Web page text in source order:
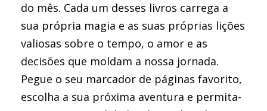
do mês. Cada um desses livros carrega a
sua própria magia e as suas próprias lições
valiosas sobre o tempo, o amor e as
decisões que moldam a nossa jornada.
Pegue o seu marcador de páginas favorito,
escolha a sua próxima aventura e permita-